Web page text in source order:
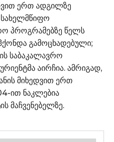
ერთ ადგილზე
სახელმწიფო
პროგრამებზე წელს
გამოცხადებული;
საბაკალავრო
აირჩია. ამრიგად,
მიხედვით ერთ
ით ნაკლებია
მაჩვენებელზე.